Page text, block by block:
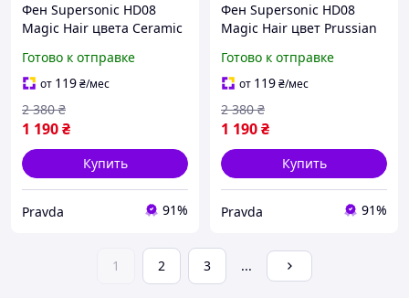
Фен Supersonic HD08
Magic Hair цвета Ceramic
насадкой
концентратором + кейс
для транспортировки
Готово к отправке
от 119₴/мес
1 190₴
2 380 ₴
Купить
Pravda 91%
Фен Supersonic HD08
Magic Hair цвет Prussian
концентратором и кейсом
для транспортировки -
премиальный фен
Готово к отправке
от 119₴/мес
1 190₴
2 380 ₴
Купить
Pravda 91%
1 2 3 ...